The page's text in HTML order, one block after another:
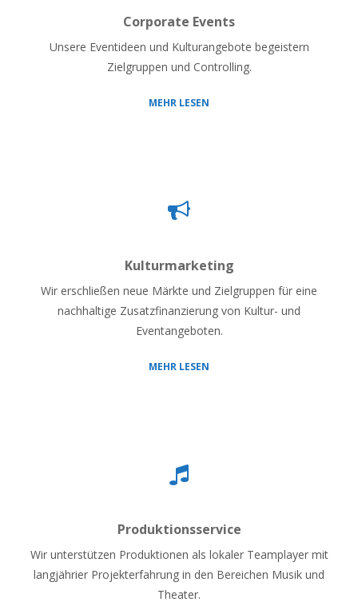
Corporate Events
Unsere Eventideen und Kulturangebote begeistern
Zielgruppen und Controlling.
MEHR LESEN
Kulturmarketing
Wir erschließen neue Märkte und Zielgruppen für eine
nachhaltige Zusatzfinanzierung von Kultur- und
Eventangeboten.
MEHR LESEN
Produktionsservice
Wir unterstützen Produktionen als lokaler Teamplayer mit
langjährier Projekterfahrung in den Bereichen Musik und
Theater.